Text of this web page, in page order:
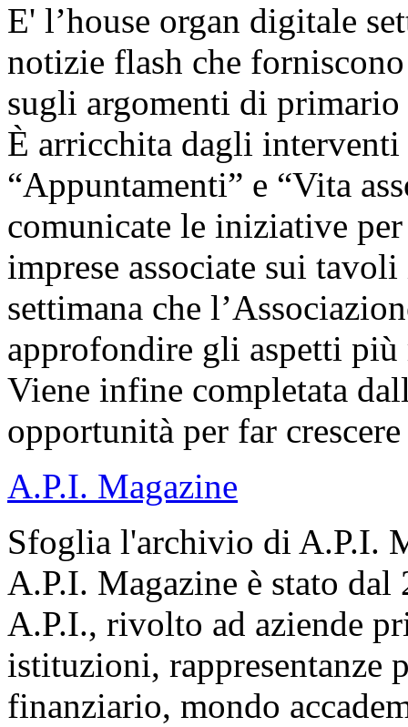
E' l’house organ digitale
notizie flash che
sugli argomenti di primario
È arricchita dagli interventi
“Appuntamenti” e “Vita
comunicate le iniziative
imprese associate sui
settimana che
approfondire gli aspetti
Viene infine completata
opportunità per far crescere
A.P.I. Magazine
Sfoglia l'archivio di A.P.I.
A.P.I. Magazine è stato
A.P.I., rivolto ad aziende
istituzioni, rappresentanze
finanziario, mondo